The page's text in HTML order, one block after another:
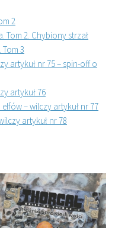
2
Tom 2. Chybiony strzał
3
artykuł nr 75 – spin-off o
artykuł 76
– wilczy artykuł nr 77
artykuł nr 78